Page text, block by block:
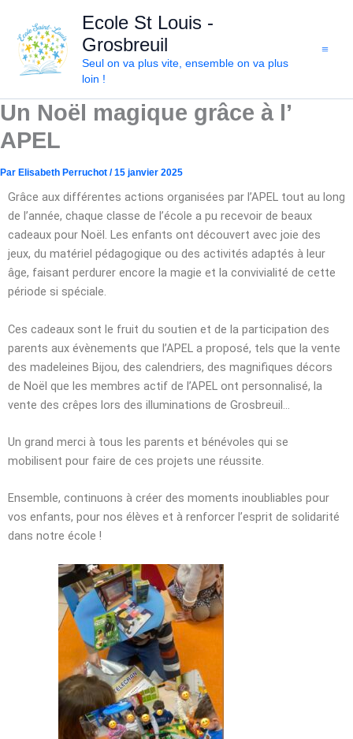
contenu
Ecole St Louis -
Grosbreuil
Seul on va plus vite, ensemble on va plus
loin !
Un Noël magique grâce à l’
APEL
Par Elisabeth Perruchot /15 janvier 2025
Grâce aux différentes actions organisées par l’APEL tout au long
de l’année, chaque classe de l’école a pu recevoir de beaux
cadeaux pour Noël. Les enfants ont découvert avec joie des
jeux, du matériel pédagogique ou des activités adaptés à leur
âge, faisant perdurer encore la magie et la convivialité de cette
période si spéciale.
Ces cadeaux sont le fruit du soutien et de la participation des
parents aux évènements que l’APEL a proposé, tels que la vente
des madeleines Bijou, des calendriers, des magnifiques décors
de Noël que les membres actif de l’APEL ont personnalisé, la
vente des crêpes lors des illuminations de Grosbreuil…
Un grand merci à tous les parents et bénévoles qui se
mobilisent pour faire de ces projets une réussite.
Ensemble, continuons à créer des moments inoubliables pour
vos enfants, pour nos élèves et à renforcer l’esprit de solidarité
dans notre école !